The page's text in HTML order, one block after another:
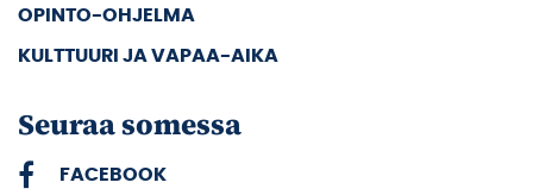
OPINTO-OHJELMA
KULTTUURI JA VAPAA-AIKA
Seuraa somessa
FACEBOOK